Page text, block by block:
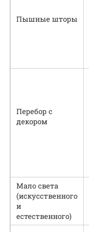
Пышные шторы
Перебор с
декором
Мало света
(искусственного
и
естественного)